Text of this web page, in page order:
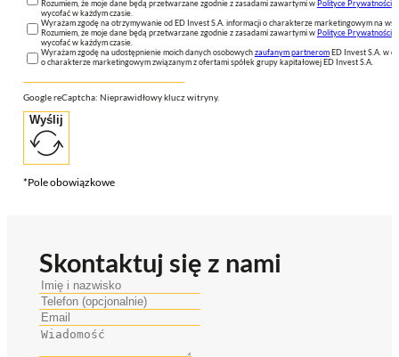
Rozumiem, że moje dane będą przetwarzane zgodnie z zasadami zawartymi wPolityce Prywatności
wycofać w każdym czasie.
Wyrażam zgodę na otrzymywanie od ED Invest S.A. informacji o charakterze marketingowym na
Rozumiem, że moje dane będą przetwarzane zgodnie z zasadami zawartymi wPolityce Prywatności
wycofać w każdym czasie.
Wyrażam zgodę na udostępnienie moich danych osobowychzaufanym partneromED Invest S.A. w
o charakterze marketingowym związanym z ofertami spółek grupy kapitałowej ED Invest S.A.
Google reCaptcha: Nieprawidłowy klucz witryny.
Wyślij
*Pole obowiązkowe
Skontaktuj się z nami